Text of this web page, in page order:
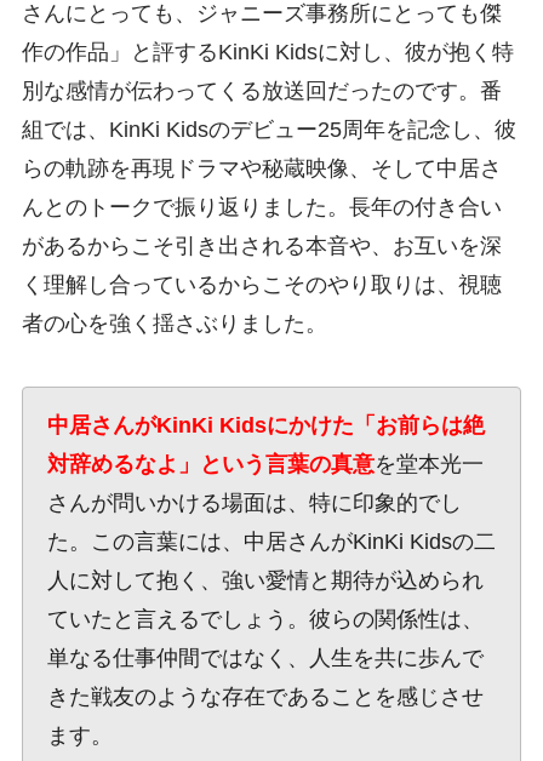
さんにとっても、ジャニーズ事務所にとっても傑
作の作品」と評するKinKi Kidsに対し、彼が抱く特
別な感情が伝わってくる放送回だったのです。番
組では、KinKi Kidsのデビュー25周年を記念し、彼
らの軌跡を再現ドラマや秘蔵映像、そして中居さ
んとのトークで振り返りました。長年の付き合い
があるからこそ引き出される本音や、お互いを深
く理解し合っているからこそのやり取りは、視聴
者の心を強く揺さぶりました。
中居さんがKinKi Kidsにかけた「お前らは絶
対辞めるなよ」という言葉の真意を堂本光一
さんが問いかける場面は、特に印象的でし
た。この言葉には、中居さんがKinKi Kidsの二
人に対して抱く、強い愛情と期待が込められ
ていたと言えるでしょう。彼らの関係性は、
単なる仕事仲間ではなく、人生を共に歩んで
きた戦友のような存在であることを感じさせ
ます。